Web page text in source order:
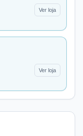
Ver loja
Ver loja